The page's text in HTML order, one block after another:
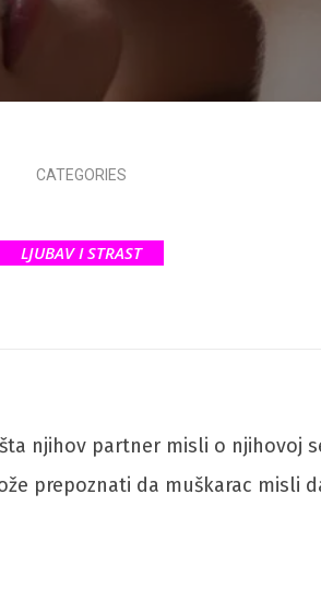
CATEGORIES
LJUBAV I STRAST
njihov partner misli o njihovoj
prepoznati da muškarac misli